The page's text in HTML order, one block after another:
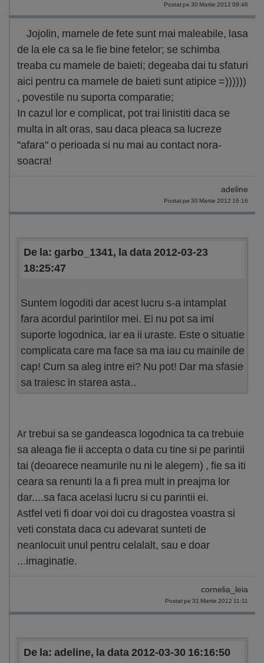
Postat pe 30 Martie 2012 09:46
Jojolin, mamele de fete sunt mai maleabile, lasa
de la ele ca sa le fie bine fetelor; se schimba
treaba cu mamele de baieti; degeaba dai tu sfaturi
aici pentru ca mamele de baieti sunt atipice =))))))
, povestile nu suporta comparatie;
In cazul lor e complicat, pot trai linistiti daca se
multa in alt oras, sau daca pleaca sa lucreze
"afara" o perioada si nu mai au contact nora-
soacra!
adeline
Postat pe 30 Martie 2012 16:16
De la: garbo_1341, la data 2012-03-23
18:25:47
Suntem logoditi dar acest lucru s-a intamplat
fara acordul parintilor mei. Ei nu pot sa imi
suporte logodnica, iar ea ii uraste. Este o situatie
complicata care ma face sa ma iau cu mainile de
cap! Cum sa aleg intre ei? Nu pot! Dar ma sfasie
sa traiesc in starea asta..
Ar trebui sa se gandeasca logodnica ta ca trebuie
sa aleaga fie ii accepta o data cu tine si pe parintii
tai (deoarece neamurile nu ni le alegem) , fie sa iti
ceara sa renunti la a fi prea mult in preajma lor
dar....sa faca acelasi lucru si cu parintii ei.
Astfel veti fi doar voi doi cu dragostea voastra si
veti constata daca cu adevarat sunteti de
neanlocuit unul pentru celalalt, sau e doar
...imaginatie.
cornelia_leia
Postat pe 31 Martie 2012 11:11
De la: adeline, la data 2012-03-30 16:16:50